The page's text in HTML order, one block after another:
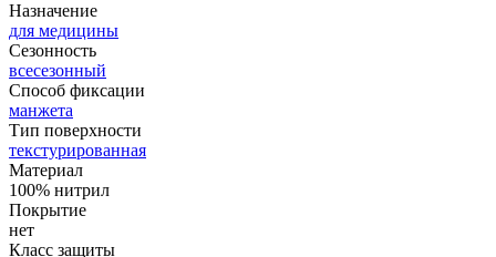
Назначение
для медицины
Сезонность
всесезонный
Способ фиксации
манжета
Тип поверхности
текстурированная
Материал
100% нитрил
Покрытие
нет
Класс защиты